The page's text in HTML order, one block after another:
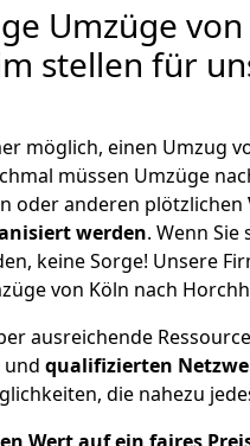
Umzüge von
stellen für
möglich, einen Umzug
müssen Umzüge
oder anderen plötzlichen
werden. Wenn Sie
keine Sorge! Unsere
von Köln nach
ausreichende
qualifizierten
die nahezu